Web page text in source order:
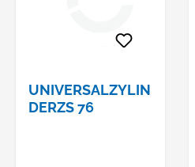
UNIVERSALZYLIN
DERZS 76